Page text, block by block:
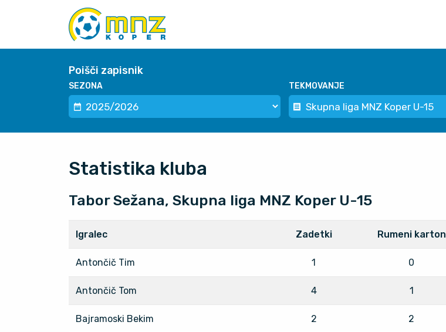
Poišči zapisnik
SEZONA TEKMOVANJE
Statistika kluba
Tabor Sežana, Skupna liga MNZ Koper U-15
Igralec Zadetki Rumeni karton
Antončič Tim 1 0
Antončič Tom 4 1
Bajramoski Bekim 2 2